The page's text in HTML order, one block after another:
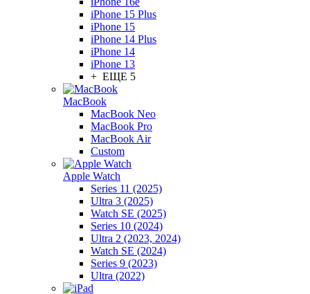
iPhone 15 Plus
iPhone 15
iPhone 14 Plus
iPhone 14
iPhone 13
+ ЕЩЕ 5
MacBook
MacBook Neo
MacBook Pro
MacBook Air
Custom
Apple Watch
Series 11 (2025)
Ultra 3 (2025)
Watch SE (2025)
Series 10 (2024)
Ultra 2 (2023, 2024)
Watch SE (2024)
Series 9 (2023)
Ultra (2022)